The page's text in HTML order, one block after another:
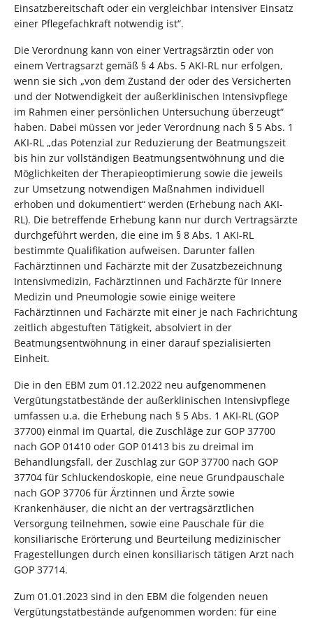
Einsatzbereitschaft oder ein vergleichbar intensiver Einsatz
einer Pflegefachkraft notwendig ist“.
Die Verordnung kann von einer Vertragsärztin oder von
einem Vertragsarzt gemäß § 4 Abs. 5 AKI-RL nur erfolgen,
wenn sie sich „von dem Zustand der oder des Versicherten
und der Notwendigkeit der außerklinischen Intensivpflege
im Rahmen einer persönlichen Untersuchung überzeugt“
haben. Dabei müssen vor jeder Verordnung nach § 5 Abs. 1
AKI-RL „das Potenzial zur Reduzierung der Beatmungszeit
bis hin zur vollständigen Beatmungsentwöhnung und die
Möglichkeiten der Therapieoptimierung sowie die jeweils
zur Umsetzung notwendigen Maßnahmen individuell
erhoben und dokumentiert“ werden (Erhebung nach AKI-
RL). Die betreffende Erhebung kann nur durch Vertragsärzte
durchgeführt werden, die eine im § 8 Abs. 1 AKI-RL
bestimmte Qualifikation aufweisen. Darunter fallen
Fachärztinnen und Fachärzte mit der Zusatzbezeichnung
Intensivmedizin, Fachärztinnen und Fachärzte für Innere
Medizin und Pneumologie sowie einige weitere
Fachärztinnen und Fachärzte mit einer je nach Fachrichtung
zeitlich abgestuften Tätigkeit, absolviert in der
Beatmungsentwöhnung in einer darauf spezialisierten
Einheit.
Die in den EBM zum 01.12.2022 neu aufgenommenen
Vergütungstatbestände der außerklinischen Intensivpflege
umfassen u.a. die Erhebung nach § 5 Abs. 1 AKI-RL (GOP
37700) einmal im Quartal, die Zuschläge zur GOP 37700
nach GOP 01410 oder GOP 01413 bis zu dreimal im
Behandlungsfall, der Zuschlag zur GOP 37700 nach GOP
37704 für Schluckendoskopie, eine neue Grundpauschale
nach GOP 37706 für Ärztinnen und Ärzte sowie
Krankenhäuser, die nicht an der vertragsärztlichen
Versorgung teilnehmen, sowie eine Pauschale für die
konsiliarische Erörterung und Beurteilung medizinischer
Fragestellungen durch einen konsiliarisch tätigen Arzt nach
GOP 37714.
Zum 01.01.2023 sind in den EBM die folgenden neuen
Vergütungstatbestände aufgenommen worden: für eine